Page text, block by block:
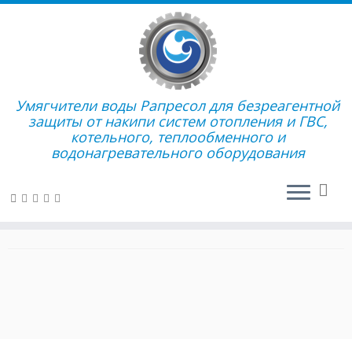
содержимому
Умягчители воды Рапресол для безреагентной
защиты от накипи систем отопления и ГВС,
котельного, теплообменного и
водонагревательного оборудования
Главная » Полезная информация » Наши новости » III
СИБИРСКИЙ ЭКОЛОГИЧЕСКИЙ ФОРУМ
III СИБИРСКИЙ
ЭКОЛОГИЧЕСКИЙ ФОРУМ